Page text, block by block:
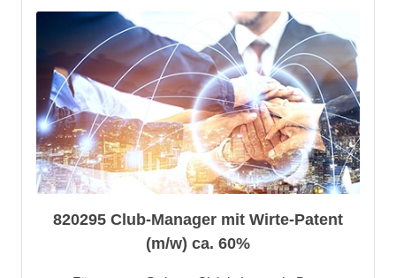
820295 Club-Manager mit Wirte-Patent
(m/w) ca. 60%